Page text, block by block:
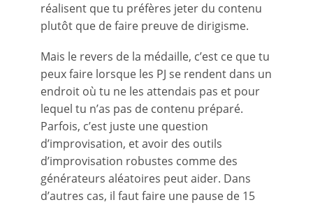
réalisent que tu préfères jeter du contenu
plutôt que de faire preuve de dirigisme.
Mais le revers de la médaille, c’est ce que tu
peux faire lorsque les PJ se rendent dans un
endroit où tu ne les attendais pas et pour
lequel tu n’as pas de contenu préparé.
Parfois, c’est juste une question
d’improvisation, et avoir des outils
d’improvisation robustes comme des
générateurs aléatoires peut aider. Dans
d’autres cas, il faut faire une pause de 15